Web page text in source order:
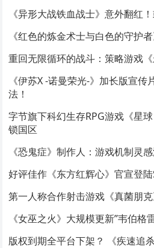
《异形大战铁血战士》意外翻红
《红色的炼金术士与白色的守护
重回无限循环的战斗：策略游戏
《伊苏X -诺曼荣光-》加长版宣
法！
字节旗下科幻生存RPG游戏《星
锁国区
《恐鬼症》制作人：游戏机制灵
好评佳作《东方红辉心》官宣登
第一人称合作射击游戏《真菌朋
《女巫之火》大规模更新”韦伯格
版权到期全平台下架？ 《疾速追